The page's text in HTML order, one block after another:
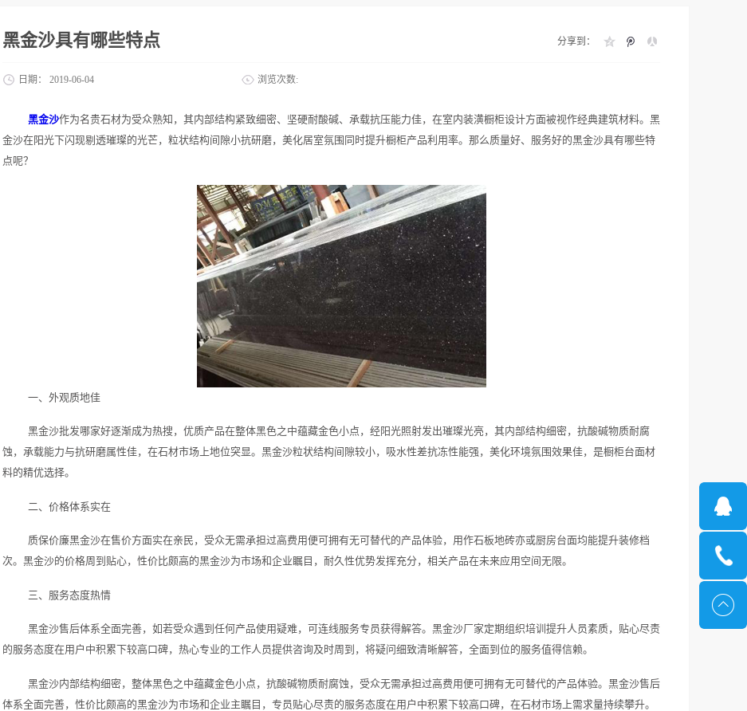
黑金沙具有哪些特点
日期： 2019-06-04 浏览次数:
分享到：
黑金沙作为名贵石材为受众熟知，其内部结构紧致细密、坚硬耐酸碱、承载抗压能力佳，在室内装潢橱柜设计方面被视作经典建筑材料。黑
金沙在阳光下闪现剔透璀璨的光芒，粒状结构间隙小抗研磨，美化居室氛围同时提升橱柜产品利用率。那么质量好、服务好的黑金沙具有哪些特
点呢？
一、外观质地佳
黑金沙批发哪家好逐渐成为热搜，优质产品在整体黑色之中蕴藏金色小点，经阳光照射发出璀璨光亮，其内部结构细密，抗酸碱物质耐腐
蚀，承载能力与抗研磨属性佳，在石材市场上地位突显。黑金沙粒状结构间隙较小，吸水性差抗冻性能强，美化环境氛围效果佳，是橱柜台面材
料的精优选择。
二、价格体系实在
质保价廉黑金沙在售价方面实在亲民，受众无需承担过高费用便可拥有无可替代的产品体验，用作石板地砖亦或厨房台面均能提升装修档
次。黑金沙的价格周到贴心，性价比颇高的黑金沙为市场和企业瞩目，耐久性优势发挥充分，相关产品在未来应用空间无限。
三、服务态度热情
黑金沙售后体系全面完善，如若受众遇到任何产品使用疑难，可连线服务专员获得解答。黑金沙厂家定期组织培训提升人员素质，贴心尽责
的服务态度在用户中积累下较高口碑，热心专业的工作人员提供咨询及时周到，将疑问细致清晰解答，全面到位的服务值得信赖。
黑金沙内部结构细密，整体黑色之中蕴藏金色小点，抗酸碱物质耐腐蚀，受众无需承担过高费用便可拥有无可替代的产品体验。黑金沙售后
体系全面完善，性价比颇高的黑金沙为市场和企业主瞩目，专员贴心尽责的服务态度在用户中积累下较高口碑，在石材市场上需求量持续攀升。